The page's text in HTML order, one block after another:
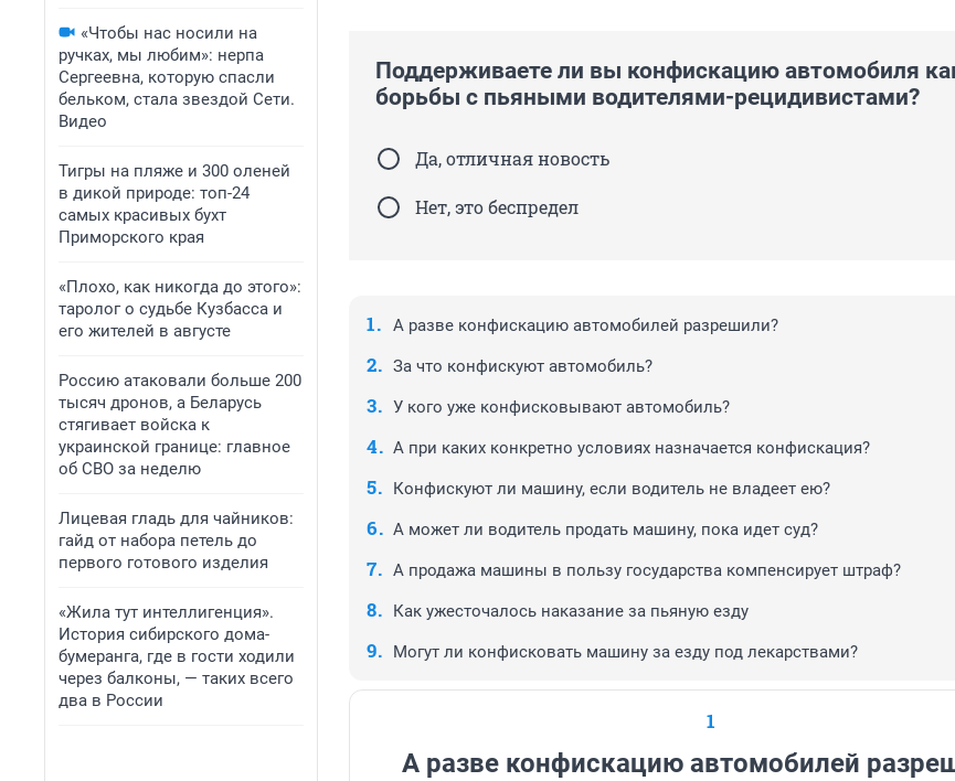
«Чтобы нас носили на
ручках, мы любим»: нерпа
Сергеевна, которую спасли
бельком, стала звездой Сети.
Видео
Тигры на пляже и 300 оленей
в дикой природе: топ-24
самых красивых бухт
Приморского края
«Плохо, как никогда до этого»:
таролог о судьбе Кузбасса и
его жителей в августе
Россию атаковали больше 200
тысяч дронов, а Беларусь
стягивает войска к
украинской границе: главное
об СВО за неделю
Лицевая гладь для чайников:
гайд от набора петель до
первого готового изделия
«Жила тут интеллигенция».
История сибирского дома-
бумеранга, где в гости ходили
через балконы, — таких всего
два в России
Поддерживаете ли вы конфискацию автомобиля
борьбы с пьяными водителями-рецидивистами?
Да, отличная новость
Нет, это беспредел
А разве конфискацию автомобилей разрешили?
За что конфискуют автомобиль?
У кого уже конфисковывают автомобиль?
А при каких конкретно условиях назначается конфискация?
Конфискуют ли машину, если водитель не владеет ею?
А может ли водитель продать машину, пока идет суд?
А продажа машины в пользу государства компенсирует штраф?
Как ужесточалось наказание за пьяную езду
Могут ли конфисковать машину за езду под лекарствами?
1
А разве конфискацию автомобилей